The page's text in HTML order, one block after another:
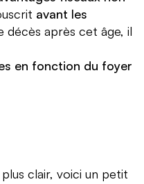
avant les
décès après cet âge, il
en fonction du foyer
clair, voici un petit